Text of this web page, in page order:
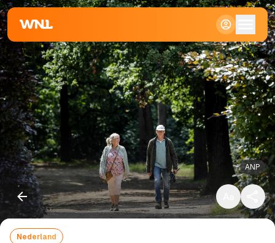
ANP
Klein
Standaard
Groot
Nederland